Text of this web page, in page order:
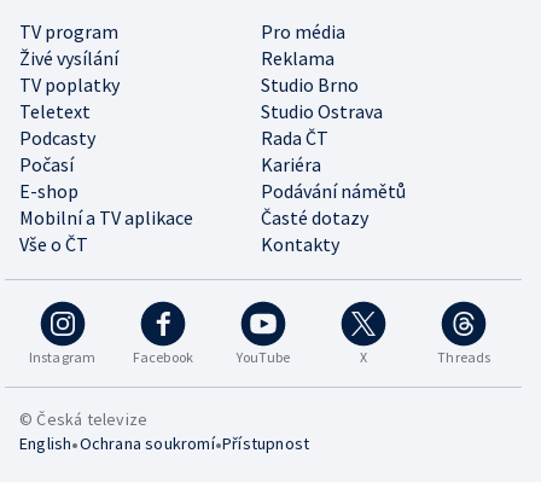
TV program
Pro média
Živé vysílání
Reklama
TV poplatky
Studio Brno
Teletext
Studio Ostrava
Podcasty
Rada ČT
Počasí
Kariéra
E-shop
Podávání námětů
Mobilní a TV aplikace
Časté dotazy
Vše o ČT
Kontakty
Instagram Facebook YouTube X Threads
© Česká televize
English•Ochrana soukromí•Přístupnost